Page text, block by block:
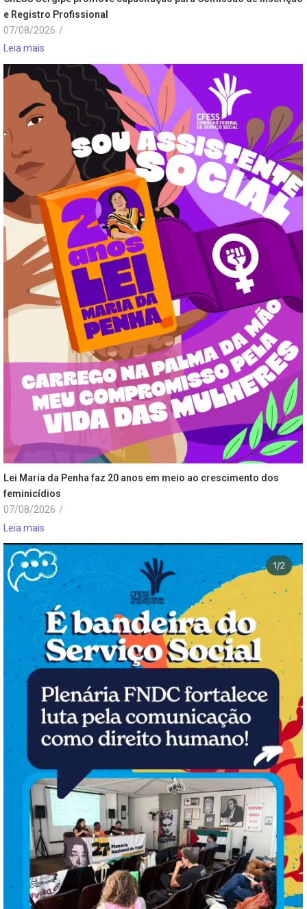
e Registro Profissional
07/08/2026 /
Leia mais
Lei Maria da Penha faz 20 anos em meio ao crescimento dos
feminicídios
07/08/2026 /
Leia mais